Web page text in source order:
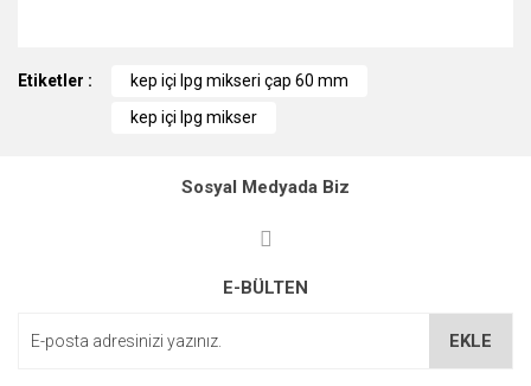
konularda yetersiz gördüğünüz noktaları öneri formunu
Görüş ve önerileriniz için teşekkür ederiz.
Ürün resmi kalitesiz, bozuk veya görüntülenemiyor.
Ürün fiyatı diğer sitelerden daha pahalı.
Bu ürüne benzer farklı alternatifler olmalı.
Etiketler :
kep içi lpg mikseri çap 60 mm
kep içi lpg mikser
Sosyal Medyada Biz
E-BÜLTEN
EKLE